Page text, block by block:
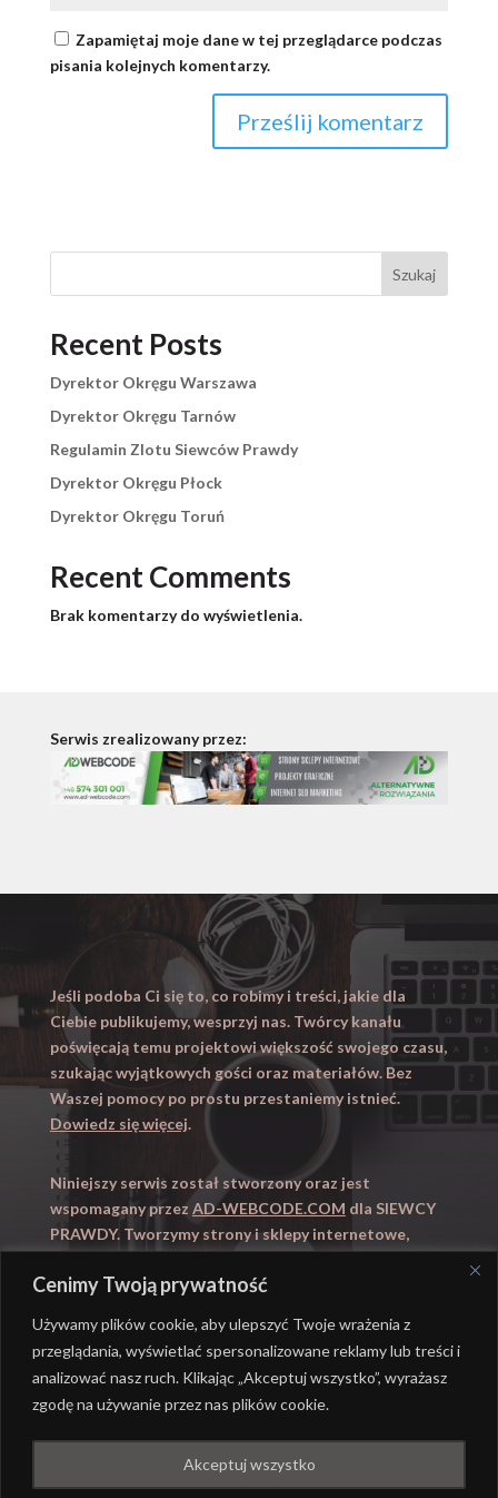
Cenimy Twoją prywatność
Używamy plików cookie, aby ulepszyć Twoje wrażenia z
przeglądania, wyświetlać spersonalizowane reklamy lub treści i
analizować nasz ruch. Klikając „Akceptuj wszystko”, wyrażasz
zgodę na używanie przez nas plików cookie.
Akceptuj wszystko
Zapamiętaj moje dane w tej przeglądarce podczas
pisania kolejnych komentarzy.
Szukaj
Recent Posts
Dyrektor Okręgu Warszawa
Dyrektor Okręgu Tarnów
Regulamin Zlotu Siewców Prawdy
Dyrektor Okręgu Płock
Dyrektor Okręgu Toruń
Recent Comments
Brak komentarzy do wyświetlenia.
Serwis zrealizowany przez:
Jeśli podoba Ci się to, co robimy i treści, jakie dla
Ciebie publikujemy, wesprzyj nas. Twórcy kanału
poświęcają temu projektowi większość swojego czasu,
szukając wyjątkowych gości oraz materiałów. Bez
Waszej pomocy po prostu przestaniemy istnieć.
Dowiedz się więcej.
Niniejszy serwis został stworzony oraz jest
wspomagany przez AD-WEBCODE.COM dla SIEWCY
PRAWDY. Tworzymy strony i sklepy internetowe,
Zapraszamy takze naWYUCZENI.PL
AD-WEBCODE.COM